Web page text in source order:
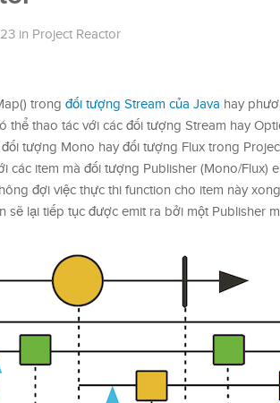
in Project Reactor
trong đối tượng Stream của Java hay
thể thao tác với các đối tượng Stream hay
tượng Mono hay đối tượng Flux trong
các item mà đối tượng Publisher (Mono/Flux)
đợi việc thực thi function cho item này
sẽ lại tiếp tục được emit ra bởi một Publisher